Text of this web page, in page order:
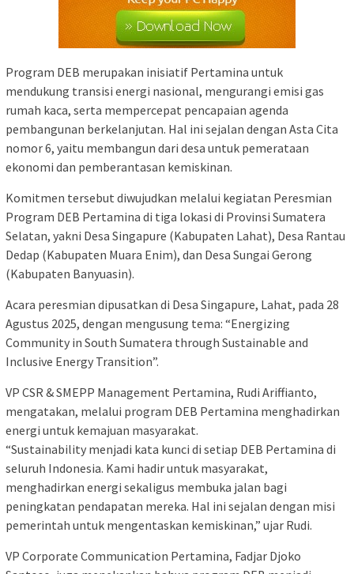
Program DEB merupakan inisiatif Pertamina untuk
mendukung transisi energi nasional, mengurangi emisi gas
rumah kaca, serta mempercepat pencapaian agenda
pembangunan berkelanjutan. Hal ini sejalan dengan Asta Cita
nomor 6, yaitu membangun dari desa untuk pemerataan
ekonomi dan pemberantasan kemiskinan.
Komitmen tersebut diwujudkan melalui kegiatan Peresmian
Program DEB Pertamina di tiga lokasi di Provinsi Sumatera
Selatan, yakni Desa Singapure (Kabupaten Lahat), Desa Rantau
Dedap (Kabupaten Muara Enim), dan Desa Sungai Gerong
(Kabupaten Banyuasin).
Acara peresmian dipusatkan di Desa Singapure, Lahat, pada 28
Agustus 2025, dengan mengusung tema: “Energizing
Community in South Sumatera through Sustainable and
Inclusive Energy Transition”.
VP CSR & SMEPP Management Pertamina, Rudi Ariffianto,
mengatakan, melalui program DEB Pertamina menghadirkan
energi untuk kemajuan masyarakat.
“Sustainability menjadi kata kunci di setiap DEB Pertamina di
seluruh Indonesia. Kami hadir untuk masyarakat,
menghadirkan energi sekaligus membuka jalan bagi
peningkatan pendapatan mereka. Hal ini sejalan dengan misi
pemerintah untuk mengentaskan kemiskinan,” ujar Rudi.
VP Corporate Communication Pertamina, Fadjar Djoko